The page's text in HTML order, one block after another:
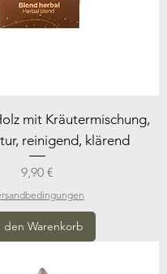
mit Kräutermischung,
reinigend, klärend
Preis
9,90 €
den Warenkorb